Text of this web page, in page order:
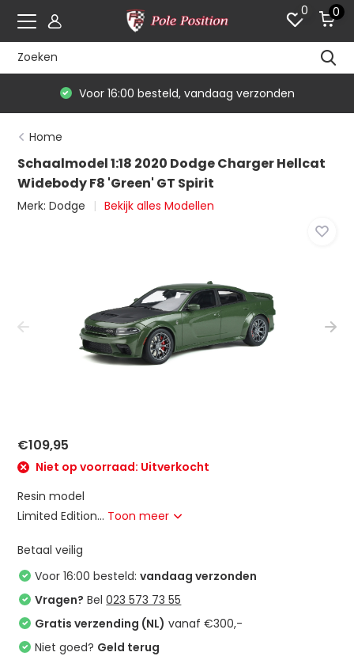
0 0
Voor 16:00 besteld, vandaag verzonden
Home
Schaalmodel 1:18 2020 Dodge Charger Hellcat
Widebody F8 'Green' GT Spirit
Merk:Dodge Bekijk alles Modellen
€109,95
Niet op voorraad: Uitverkocht
Resin model
Limited Edition... Toon meer
Betaal veilig
Voor 16:00 besteld:vandaag verzonden
Vragen? Bel023 573 73 55
Gratis verzending (NL) vanaf €300,-
Niet goed? Geld terug